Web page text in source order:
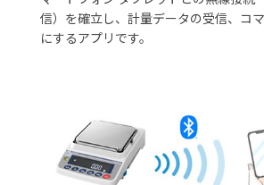
信）を確立し、計量データの受信、コ
にするアプリです。